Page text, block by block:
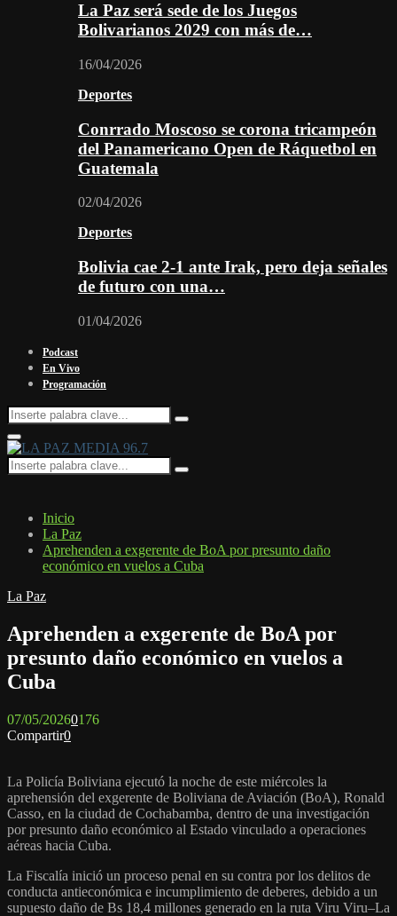
La Paz será sede de los Juegos
Bolivarianos 2029 con más de…
16/04/2026
Deportes
Conrrado Moscoso se corona tricampeón
del Panamericano Open de Ráquetbol en
Guatemala
02/04/2026
Deportes
Bolivia cae 2-1 ante Irak, pero deja señales
de futuro con una…
01/04/2026
Podcast
En Vivo
Programación
Search
for:
Search
Facebook
Twitter
Instagram
Youtube
Email
Twitch
Whatsapp
Primary
Menu
Search
for:
Search
Inicio
La Paz
Aprehenden a exgerente de BoA por presunto daño
económico en vuelos a Cuba
La Paz
Aprehenden a exgerente de BoA por
presunto daño económico en vuelos a
Cuba
07/05/20260176
Compartir0
La Policía Boliviana ejecutó la noche de este miércoles la
aprehensión del exgerente de Boliviana de Aviación (BoA), Ronald
Casso, en la ciudad de Cochabamba, dentro de una investigación
por presunto daño económico al Estado vinculado a operaciones
aéreas hacia Cuba.
La Fiscalía inició un proceso penal en su contra por los delitos de
conducta antieconómica e incumplimiento de deberes, debido a un
supuesto daño de Bs 18,4 millones generado en la ruta Viru Viru–La